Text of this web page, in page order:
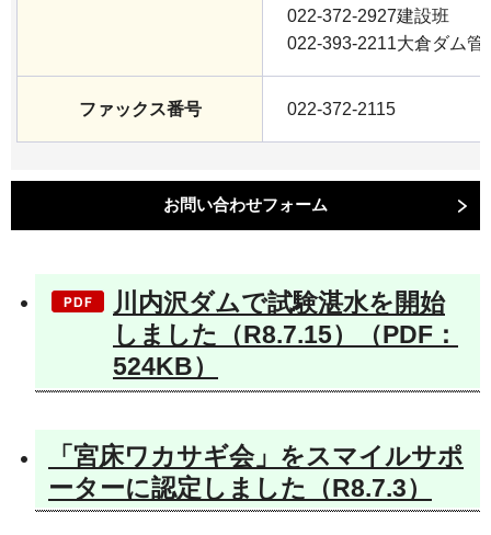
022-372-2927建設班
022-393-2211大倉ダム管
ファックス番号 022-372-2115
川内沢ダムで試験湛水を開始
しました（R8.7.15）（PDF：
524KB）
「宮床ワカサギ会」をスマイルサポ
ーターに認定しました（R8.7.3）